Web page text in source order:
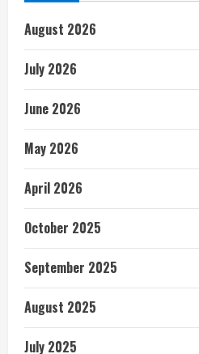
August 2026
July 2026
June 2026
May 2026
April 2026
October 2025
September 2025
August 2025
July 2025